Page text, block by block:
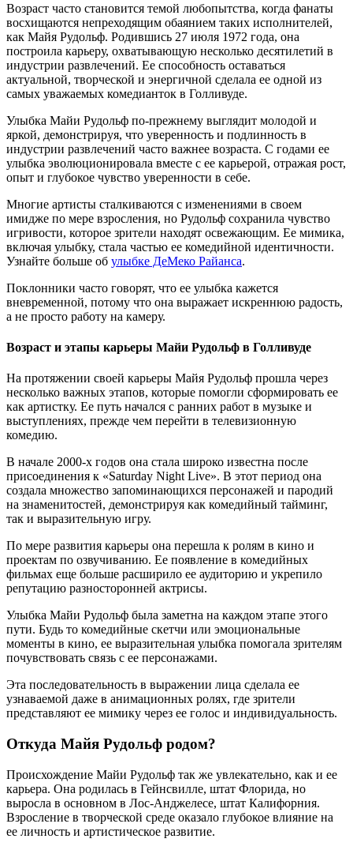
Возраст часто становится темой любопытства, когда фанаты
восхищаются непреходящим обаянием таких исполнителей,
как Майя Рудольф. Родившись 27 июля 1972 года, она
построила карьеру, охватывающую несколько десятилетий в
индустрии развлечений. Ее способность оставаться
актуальной, творческой и энергичной сделала ее одной из
самых уважаемых комедианток в Голливуде.
Улыбка Майи Рудольф по-прежнему выглядит молодой и
яркой, демонстрируя, что уверенность и подлинность в
индустрии развлечений часто важнее возраста. С годами ее
улыбка эволюционировала вместе с ее карьерой, отражая рост,
опыт и глубокое чувство уверенности в себе.
Многие артисты сталкиваются с изменениями в своем
имидже по мере взросления, но Рудольф сохранила чувство
игривости, которое зрители находят освежающим. Ее мимика,
включая улыбку, стала частью ее комедийной идентичности.
Узнайте больше об улыбке ДеМеко Райанса.
Поклонники часто говорят, что ее улыбка кажется
вневременной, потому что она выражает искреннюю радость,
а не просто работу на камеру.
Возраст и этапы карьеры Майи Рудольф в Голливуде
На протяжении своей карьеры Майя Рудольф прошла через
несколько важных этапов, которые помогли сформировать ее
как артистку. Ее путь начался с ранних работ в музыке и
выступлениях, прежде чем перейти в телевизионную
комедию.
В начале 2000-х годов она стала широко известна после
присоединения к «Saturday Night Live». В этот период она
создала множество запоминающихся персонажей и пародий
на знаменитостей, демонстрируя как комедийный тайминг,
так и выразительную игру.
По мере развития карьеры она перешла к ролям в кино и
проектам по озвучиванию. Ее появление в комедийных
фильмах еще больше расширило ее аудиторию и укрепило
репутацию разносторонней актрисы.
Улыбка Майи Рудольф была заметна на каждом этапе этого
пути. Будь то комедийные скетчи или эмоциональные
моменты в кино, ее выразительная улыбка помогала зрителям
почувствовать связь с ее персонажами.
Эта последовательность в выражении лица сделала ее
узнаваемой даже в анимационных ролях, где зрители
представляют ее мимику через ее голос и индивидуальность.
Откуда Майя Рудольф родом?
Происхождение Майи Рудольф так же увлекательно, как и ее
карьера. Она родилась в Гейнсвилле, штат Флорида, но
выросла в основном в Лос-Анджелесе, штат Калифорния.
Взросление в творческой среде оказало глубокое влияние на
ее личность и артистическое развитие.